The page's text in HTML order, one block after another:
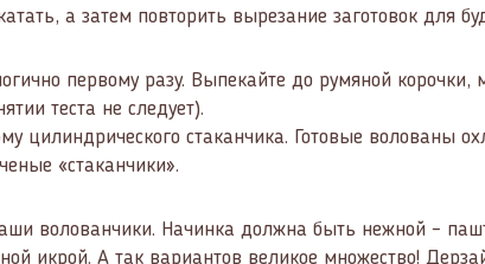
а затем повторить вырезание заготовок для
первому разу. Выпекайте до румяной корочки,
теста не следует).
цилиндрического стаканчика. Готовые волованы
«стаканчики».
волованчики. Начинка должна быть нежной –
икрой. А так вариантов великое множество!